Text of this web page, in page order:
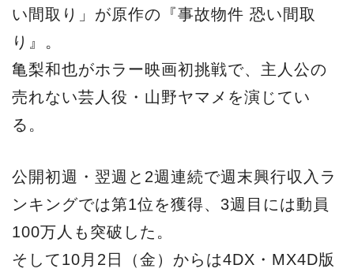
い間取り」が原作の『事故物件 恐い間取
り』。
亀梨和也がホラー映画初挑戦で、主人公の
売れない芸人役・山野ヤマメを演じてい
る。
公開初週・翌週と2週連続で週末興行収入ラ
ンキングでは第1位を獲得、3週目には動員
100万人も突破した。
そして10月2日（金）からは4DX・MX4D版